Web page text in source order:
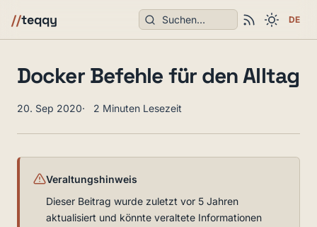
//teqqy Suchen DE
Docker Befehle für den Alltag
20. Sep 2020 2 Minuten Lesezeit
Veraltungshinweis
Dieser Beitrag wurde zuletzt vor 5 Jahren
aktualisiert und könnte veraltete Informationen